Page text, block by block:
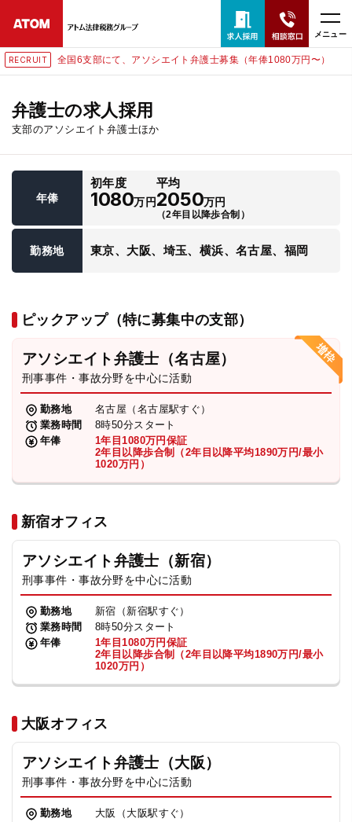
メニュー
RECRUIT 全国6支部にて、アソシエイト弁護士募集（年俸1080万円〜）
弁護士の求人採用
支部のアソシエイト弁護士ほか
年俸
初年度
1080万円
平均
2050万円
（2年目以降歩合制）
勤務地 東京、大阪、埼玉、横浜、名古屋、福岡
ピックアップ（特に募集中の支部）
アソシエイト弁護士（名古屋）
刑事事件・事故分野を中心に活動
勤務地
名古屋（名古屋駅すぐ）
業務時間
8時50分スタート
年俸
1年目1080万円保証
2年目以降歩合制（2年目以降平均1890万円/最小
1020万円）
新宿オフィス
アソシエイト弁護士（新宿）
刑事事件・事故分野を中心に活動
勤務地
新宿（新宿駅すぐ）
業務時間
8時50分スタート
年俸
1年目1080万円保証
2年目以降歩合制（2年目以降平均1890万円/最小
1020万円）
大阪オフィス
アソシエイト弁護士（大阪）
刑事事件・事故分野を中心に活動
勤務地
大阪（大阪駅すぐ）
24時間365日全国対応
無料相談窓口はこちら
弁護士・税理士
費用
求人採用
お知らせ
特設サイト
相談先情報サイト
法人グループ
プライバシーポリシー 利用規約
TikTok受賞 定義集 動画集